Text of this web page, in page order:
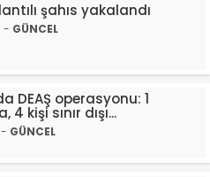
şahıs yakalandı
- GÜNCEL
DEAŞ operasyonu: 1
kişi sınır dışı...
GÜNCEL